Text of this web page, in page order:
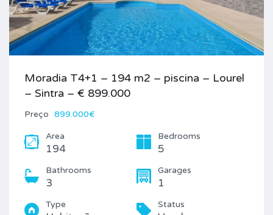
Moradia T4+1 – 194 m2 – piscina – Lourel
– Sintra – € 899.000
Preço 899.000€
Area
194
Bedrooms
5
Bathrooms
3
Garages
1
Type Status